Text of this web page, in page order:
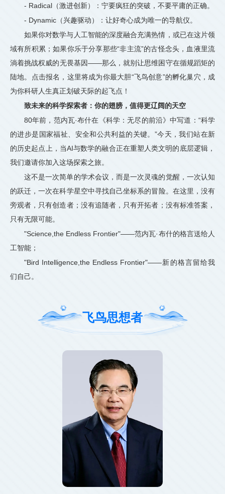
- Radical（激进创新）：宁要疯狂的突破，不要平庸的正确。
- Dynamic（兴趣驱动）：让好奇心成为唯一的导航仪。
如果你对数学与人工智能的深度融合充满热情，或已在这片领
域有所积累；如果你乐于分享那些“非主流”的古怪念头，血液里流
淌着挑战权威的无畏基因——那么，就别让思维困守在循规蹈矩的
陆地。点击报名，这里将成为你最大胆“飞鸟创意”的孵化巢穴，成
为你科研人生真正划破天际的起飞点！
致未来的科学探索者：你的翅膀，值得更辽阔的天空
80年前，范内瓦·布什在《科学：无尽的前沿》中写道：“科学
的进步是国家福祉、安全和公共利益的关键。”今天，我们站在新
的历史起点上，当AI与数学的融合正在重塑人类文明的底层逻辑，
我们邀请你加入这场探索之旅。
这不是一次简单的学术会议，而是一次灵魂的觉醒，一次认知
的跃迁，一次在科学星空中寻找自己坐标系的冒险。在这里，没有
旁观者，只有创造者；没有追随者，只有开拓者；没有标准答案，
只有无限可能。
"Science,the Endless Frontier"——范内瓦·布什的格言送给人
工智能；
"Bird Intelligence,the Endless Frontier"——新的格言留给我
们自己。
飞鸟思想者